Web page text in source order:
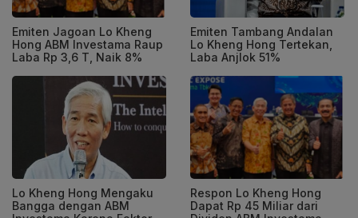
Emiten Jagoan Lo Kheng
Hong ABM Investama Raup
Laba Rp 3,6 T, Naik 8%
Emiten Tambang Andalan
Lo Kheng Hong Tertekan,
Laba Anjlok 51%
Lo Kheng Hong Mengaku
Bangga dengan ABM
Respon Lo Kheng Hong
Dapat Rp 45 Miliar dari